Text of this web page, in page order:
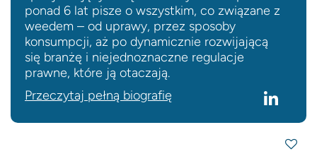
ponad 6 lat pisze o wszystkim, co związane z
weedem – od uprawy, przez sposoby
konsumpcji, aż po dynamicznie rozwijającą
się branżę i niejednoznaczne regulacje
prawne, które ją otaczają.
Przeczytaj pełną biografię